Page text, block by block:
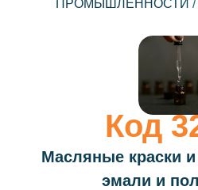
ПРОМЫШЛЕННОСТИ /
Код
Масляные краски
эмали и